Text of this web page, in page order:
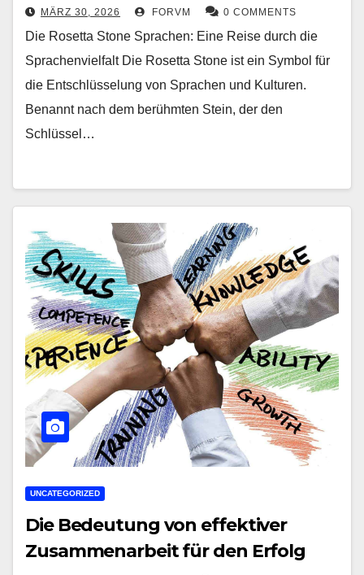
MÄRZ 30, 2026 FORVM 0 COMMENTS
Die Rosetta Stone Sprachen: Eine Reise durch die
Sprachenvielfalt Die Rosetta Stone ist ein Symbol für
die Entschlüsselung von Sprachen und Kulturen.
Benannt nach dem berühmten Stein, der den
Schlüssel…
UNCATEGORIZED
Die Bedeutung von effektiver
Zusammenarbeit für den Erfolg